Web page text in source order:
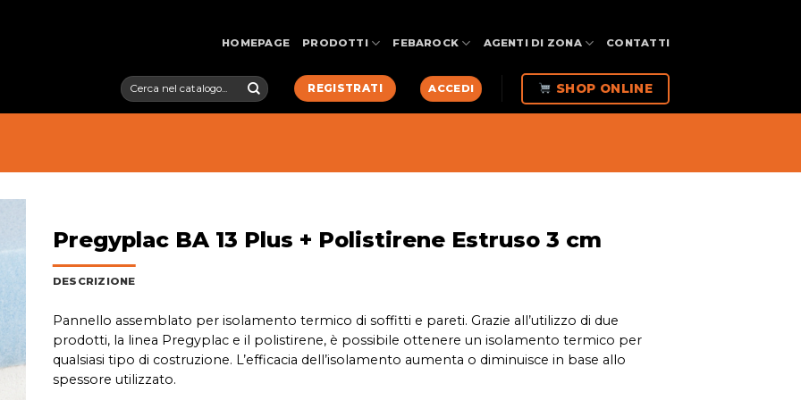
HOMEPAGE PRODOTTI FEBAROCK AGENTI DI ZONA CONTATTI
Cerca:
REGISTRATI ACCEDI SHOP ONLINE
Pregyplac BA 13 Plus + Polistirene Estruso 3 cm
DESCRIZIONE
Pannello assemblato per isolamento termico di soffitti e pareti. Grazie all’utilizzo di due
prodotti, la linea Pregyplac e il polistirene, è possibile ottenere un isolamento termico per
qualsiasi tipo di costruzione. L’efficacia dell’isolamento aumenta o diminuisce in base allo
spessore utilizzato.